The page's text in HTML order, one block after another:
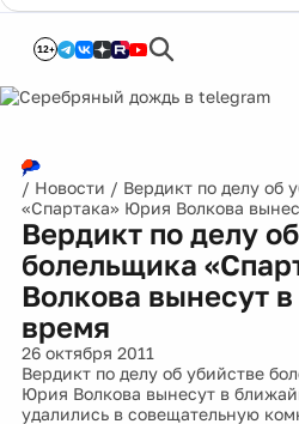
12+
/ Новости / Вердикт по делу об
«Спартака» Юрия Волкова
Вердикт по делу
болельщика
Волкова вынесут
время
26 октября 2011
Вердикт по делу об убийстве
Юрия Волкова вынесут в
удалились в совещательную